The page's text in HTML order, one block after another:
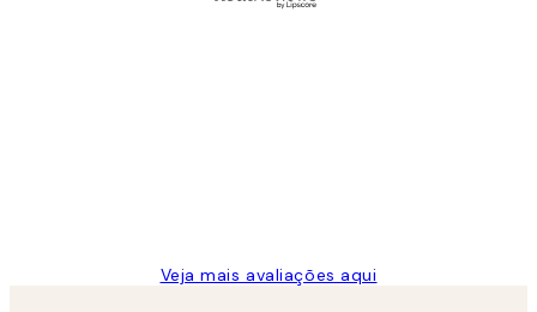
Veja mais avaliações aqui